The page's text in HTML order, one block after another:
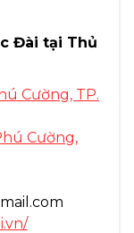
Đài tại Thủ
Cường, TP.
Cường,